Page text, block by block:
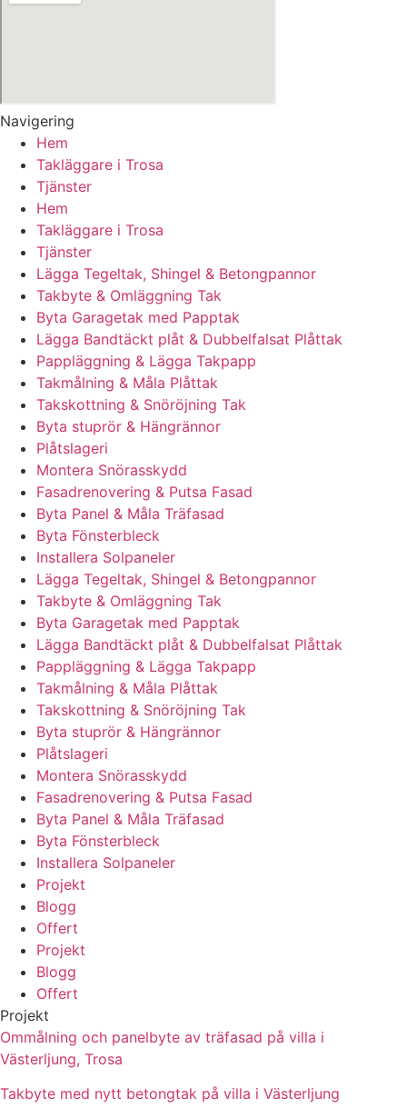
Navigering
Hem
Takläggare i Trosa
Tjänster
Hem
Takläggare i Trosa
Tjänster
Lägga Tegeltak, Shingel & Betongpannor
Takbyte & Omläggning Tak
Byta Garagetak med Papptak
Lägga Bandtäckt plåt & Dubbelfalsat Plåttak
Pappläggning & Lägga Takpapp
Takmålning & Måla Plåttak
Takskottning & Snöröjning Tak
Byta stuprör & Hängrännor
Plåtslageri
Montera Snörasskydd
Fasadrenovering & Putsa Fasad
Byta Panel & Måla Träfasad
Byta Fönsterbleck
Installera Solpaneler
Lägga Tegeltak, Shingel & Betongpannor
Takbyte & Omläggning Tak
Byta Garagetak med Papptak
Lägga Bandtäckt plåt & Dubbelfalsat Plåttak
Pappläggning & Lägga Takpapp
Takmålning & Måla Plåttak
Takskottning & Snöröjning Tak
Byta stuprör & Hängrännor
Plåtslageri
Montera Snörasskydd
Fasadrenovering & Putsa Fasad
Byta Panel & Måla Träfasad
Byta Fönsterbleck
Installera Solpaneler
Projekt
Blogg
Offert
Projekt
Blogg
Offert
Projekt
Ommålning och panelbyte av träfasad på villa i
Västerljung, Trosa
Takbyte med nytt betongtak på villa i Västerljung